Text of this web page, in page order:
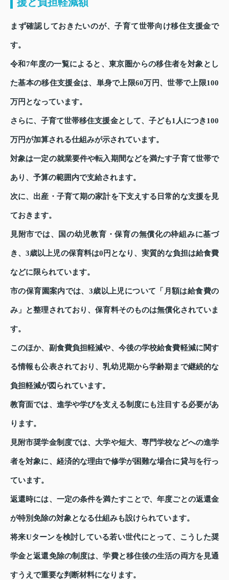
援と負担軽減額
まず確認しておきたいのが、子育て世帯向け移住支援金で
す。
令和7年度の一覧によると、東京圏からの移住者を対象とし
た基本の移住支援金は、単身で上限60万円、世帯で上限100
万円となっています。
さらに、子育て世帯移住支援金として、子ども1人につき100
万円が加算される仕組みが示されています。
対象は一定の就業要件や転入期間などを満たす子育て世帯で
あり、予算の範囲内で支給されます。
次に、出産・子育て期の家計を下支えする日常的な支援を見
ておきます。
見附市では、国の幼児教育・保育の無償化の枠組みに基づ
き、3歳以上児の保育料は0円となり、実質的な負担は給食費
などに限られています。
市の保育園案内では、3歳以上児について「月額は給食費の
み」と整理されており、保育料そのものは無償化されていま
す。
このほか、副食費負担軽減や、今後の学校給食費軽減に関す
る情報も公表されており、乳幼児期から学齢期まで継続的な
負担軽減が図られています。
教育面では、進学や学びを支える制度にも注目する必要があ
ります。
見附市奨学金制度では、大学や短大、専門学校などへの進学
者を対象に、経済的な理由で修学が困難な場合に貸与を行っ
ています。
返還時には、一定の条件を満たすことで、年度ごとの返還金
が特別免除の対象となる仕組みも設けられています。
将来Uターンを検討している若い世代にとって、こうした奨
学金と返還免除の制度は、学費と移住後の生活の両方を見通
すうえで重要な判断材料になります。